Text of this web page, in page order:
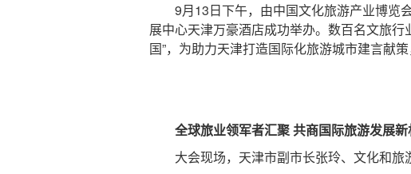
9月13日下午，由中国文化旅游产业博览
展中心天津万豪酒店成功举办。数百名文旅行
国”，为助力天津打造国际化旅游城市建言献
全球旅业领军者汇聚 共商国际旅游发展
大会现场，天津市副市长张玲、文化和旅